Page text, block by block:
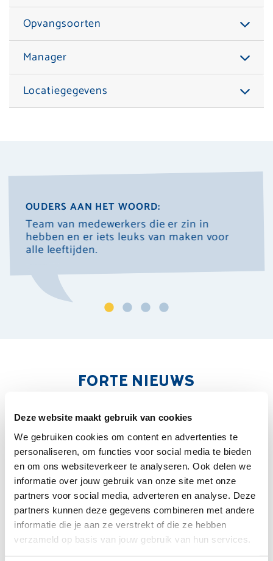
Deze website maakt gebruik van cookies
We gebruiken cookies om content en advertenties te
personaliseren, om functies voor social media te bieden
en om ons websiteverkeer te analyseren. Ook delen we
informatie over jouw gebruik van onze site met onze
partners voor social media, adverteren en analyse. Deze
partners kunnen deze gegevens combineren met andere
informatie die je aan ze verstrekt of die ze hebben
verzameld op basis van jouw gebruik van hun services.
Opvangsoorten
Manager
Locatiegegevens
OUDERS AAN HET WOORD:
Team van medewerkers die er zin in
hebben en er iets leuks van maken voor
alle leeftijden.
FORTE NIEUWS